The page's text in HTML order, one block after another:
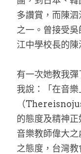
多讚賞，而陳
之一。曾接受
江中學校長的陳
有一次她教我
我說：「在音樂
（
的態度及精神
音樂教師偉大
之態度，台灣教